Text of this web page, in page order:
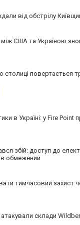
від обстрілу
США та Україною
столиці повертається
в Україні: у Fire Point
збій: доступ до
обмежений
тимчасовий захист
склади